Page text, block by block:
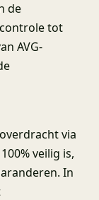
de
tot
AVG-
via
veilig is,
In